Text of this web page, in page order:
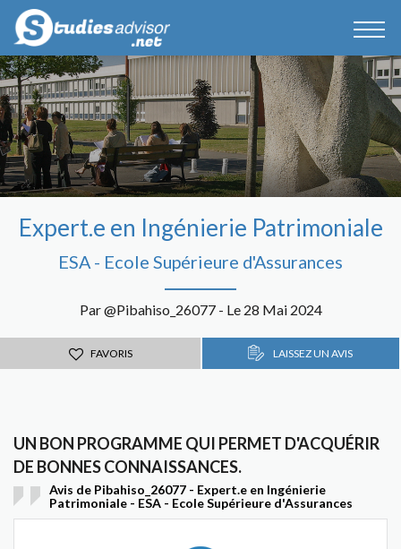
Expert.e en Ingénierie Patrimoniale
ESA - Ecole Supérieure d'Assurances
Par @Pibahiso_26077 - Le 28 Mai 2024
FAVORIS LAISSEZ UN AVIS
UN BON PROGRAMME QUI PERMET D'ACQUÉRIR
DE BONNES CONNAISSANCES.
Avis de Pibahiso_26077 - Expert.e en Ingénierie
Patrimoniale - ESA - Ecole Supérieure d'Assurances